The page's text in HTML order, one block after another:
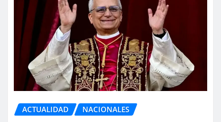
ACTUALIDAD NACIONALES